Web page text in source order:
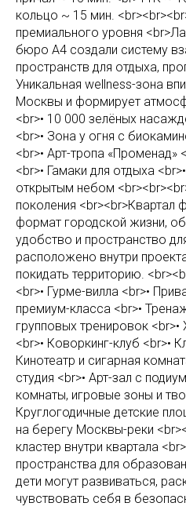
кольцо ~ 15 мин.
премиального уровня
бюро А4 создали систему
пространств для отдыха,
Уникальная wellness-зона
Москвы и формирует
<br>• 10 000 зелёных
<br>• Зона у огня с
<br>• Арт-тропа «Променад»
<br>• Гамаки для отдыха
открытым небом
поколения
формат городской жизни,
удобство и пространство
расположено внутри
покидать территорию.
<br>• Гурме-вилла <br>•
премиум-класса <br>•
групповых тренировок
<br>• Коворкинг-клуб <br>•
Кинотеатр и сигарная
студия <br>• Арт-зал с
комнаты, игровые зоны и
Круглогодичные детские
на берегу Москвы-реки
кластер внутри квартала
пространства для
дети могут развиваться,
чувствовать себя в